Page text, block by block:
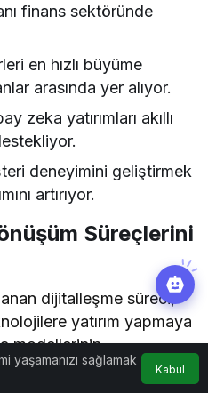
finans sektöründe
en hızlı büyüme
arasında yer alıyor.
zeka yatırımları akıllı
deneyimini geliştirmek
artırıyor.
Süreçlerini
dijitalleşme süreci,
yatırım yapmaya
modellerinin
çözümlerinin gelişmesi
yaşamanızı sağlamak
Kabul